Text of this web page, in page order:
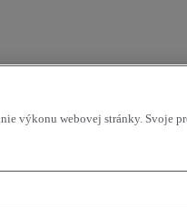
výkonu webovej stránky.